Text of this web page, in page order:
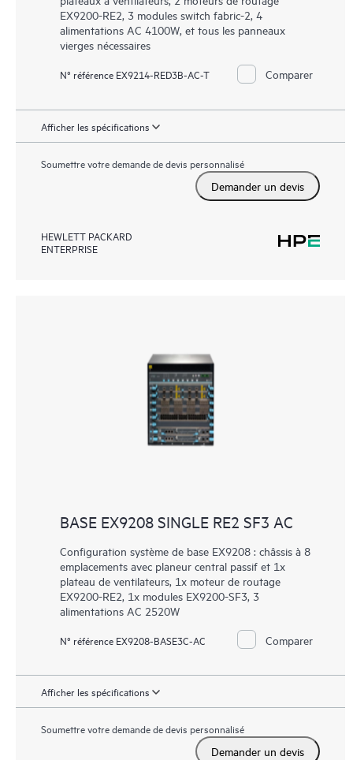
EX9200-RE2, 3 modules switch fabric-2, 4
alimentations AC 4100W, et tous les panneaux
vierges nécessaires
N° référence EX9214-RED3B-AC-T Comparer
Afficher les spécifications
Soumettre votre demande de devis personnalisé
Demander un devis
HEWLETT PACKARD
ENTERPRISE
BASE EX9208 SINGLE RE2 SF3 AC
Configuration système de base EX9208 : châssis à 8
emplacements avec planeur central passif et 1x
plateau de ventilateurs, 1x moteur de routage
EX9200-RE2, 1x modules EX9200-SF3, 3
alimentations AC 2520W
N° référence EX9208-BASE3C-AC Comparer
Afficher les spécifications
Soumettre votre demande de devis personnalisé
Demander un devis